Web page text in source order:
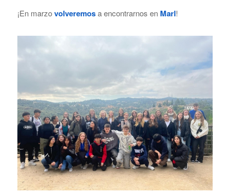
¡En marzovolveremosa encontrarnos en Marl!